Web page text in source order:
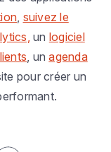
, suivez le
un logiciel
, unagenda
pour créer un